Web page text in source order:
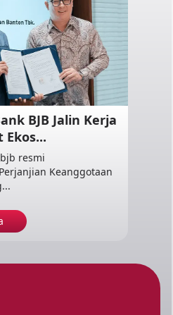
BJB Jalin Kerja
Ekos...
resmi
Keanggotaan